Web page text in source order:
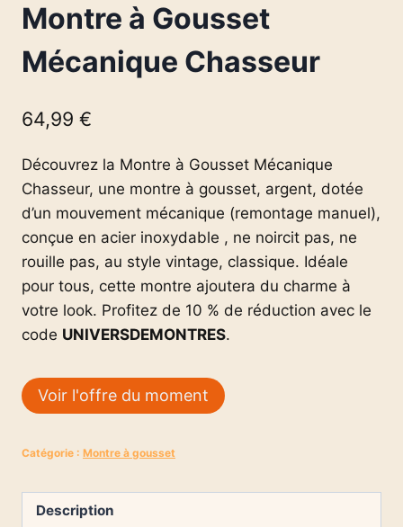
Montre à Gousset
Mécanique Chasseur
64,99 €
Découvrez la Montre à Gousset Mécanique
Chasseur, une montre à gousset, argent, dotée
d’un mouvement mécanique (remontage manuel),
conçue en acier inoxydable , ne noircit pas, ne
rouille pas, au style vintage, classique. Idéale
pour tous, cette montre ajoutera du charme à
votre look. Profitez de 10 % de réduction avec le
code UNIVERSDEMONTRES.
Voir l'offre du moment
Catégorie : Montre à gousset
Description